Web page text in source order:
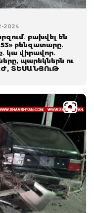
2024
բախվել են
բենզատարը․
կա վիրավոր․
պարեկներն ու
ՏԵՍԱՆՅՈւԹ